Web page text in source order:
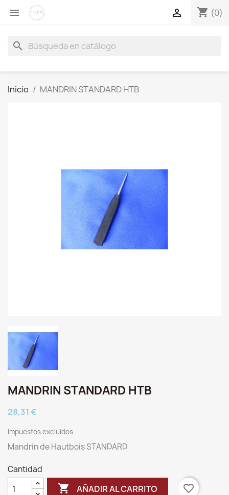
 shopping_cart (0)

search
Inicio MANDRIN STANDARD HTB
MANDRIN STANDARD HTB
28,31 €
Impuestos excluidos
Mandrin de Hautbois STANDARD
Cantidad
 AÑADIR AL CARRITO favorite_border